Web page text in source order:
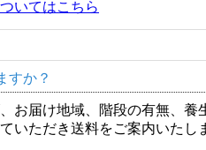
いてはこちら
すか？
お届け地域、階段の有無、
いただき送料をご案内いたし